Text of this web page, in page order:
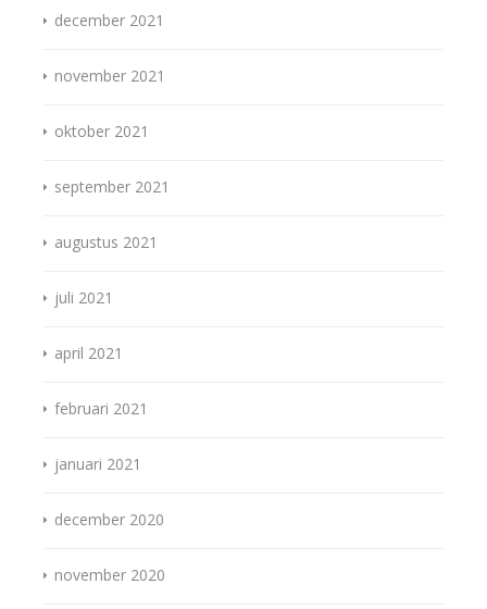
december 2021
november 2021
oktober 2021
september 2021
augustus 2021
juli 2021
april 2021
februari 2021
januari 2021
december 2020
november 2020